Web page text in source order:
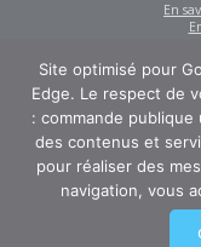
CODE :
Un site créé et édité par
En
Site optimisé pour
Edge. Le respect de
: commande
des contenus et
pour réaliser des
navigation, vous